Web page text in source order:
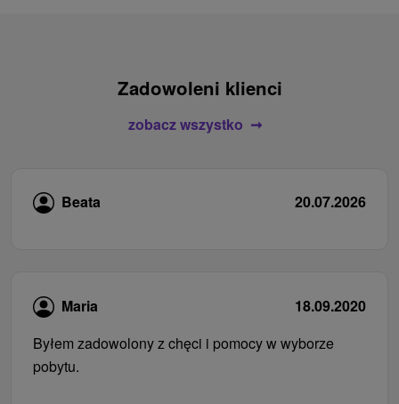
Zadowoleni klienci
zobacz wszystko
Beata 20.07.2026
Maria
18.09.2020
Byłem zadowolony z chęci i pomocy w wyborze
pobytu.